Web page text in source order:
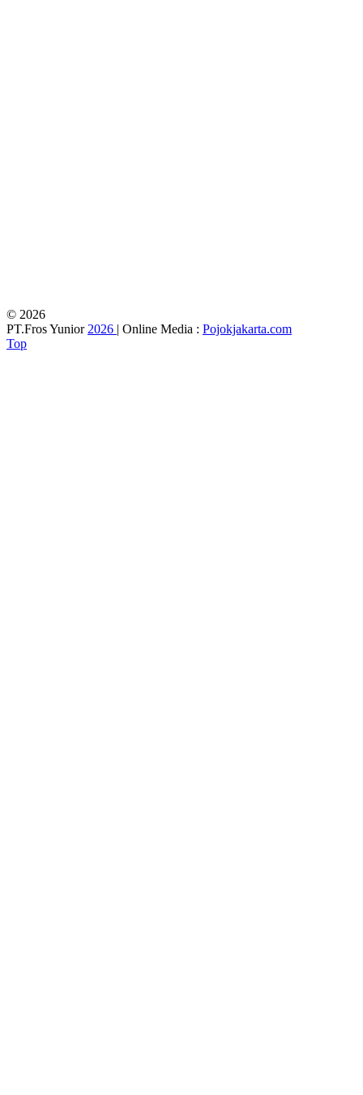
© 2026
PT.Fros Yunior2026 | Online Media : Pojokjakarta.com
Top